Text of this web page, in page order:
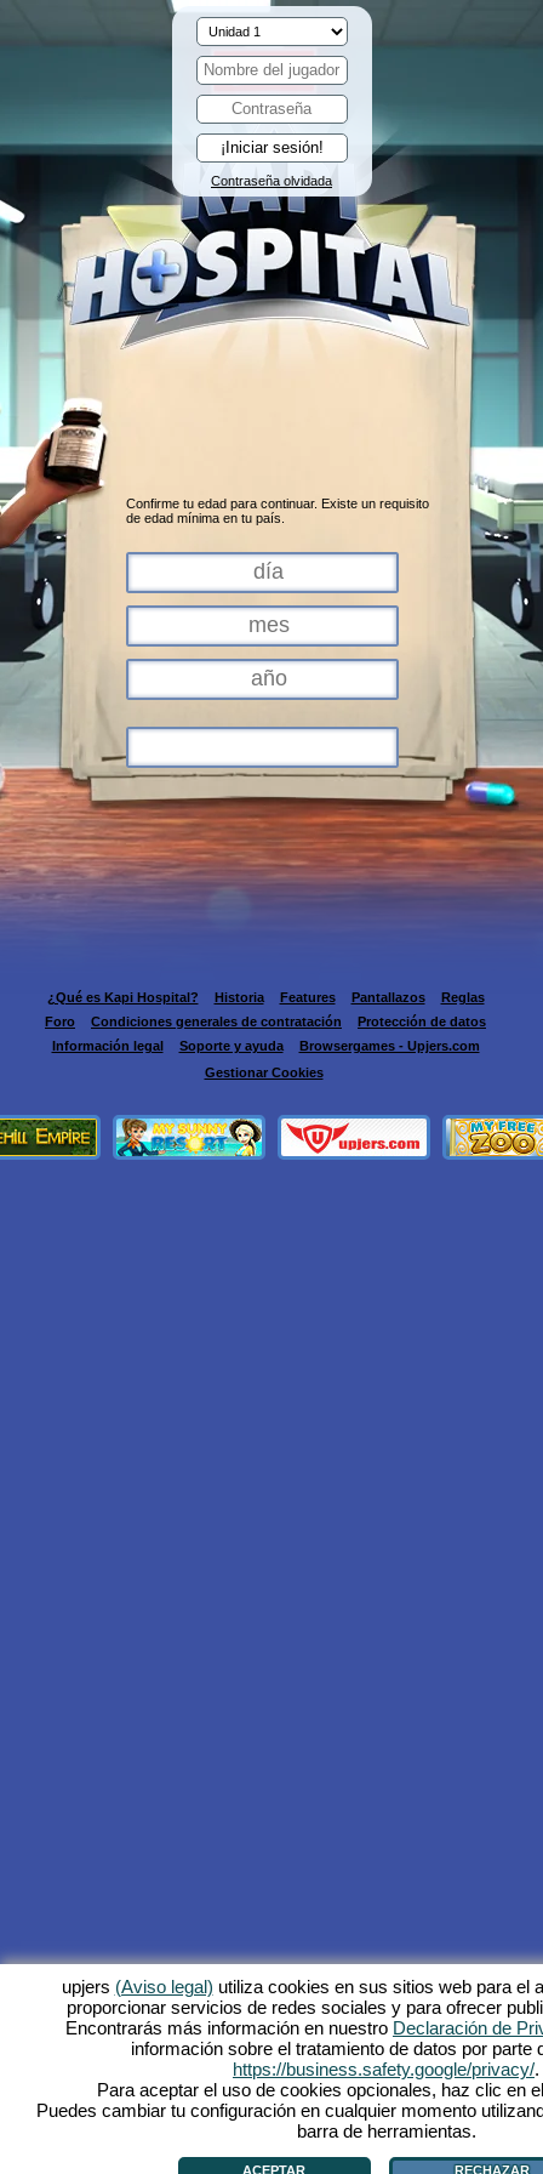
Contraseña olvidada
Confirme tu edad para continuar. Existe un requisito
de edad mínima en tu país.
¿Qué es Kapi Hospital? Historia Features Pantallazos
Reglas
Foro
Condiciones generales de contratación
Protección de datos
Información legal
Soporte y ayuda
Browsergames - Upjers.com
Gestionar Cookies
upjers (Aviso legal) utiliza cookies en sus sitios web para el
proporcionar servicios de redes sociales y para ofrecer
Encontrarás más información en nuestro Declaración de
información sobre el tratamiento de datos por parte
https://business.safety.google/privacy/.
Para aceptar el uso de cookies opcionales, haz clic en
Puedes cambiar tu configuración en cualquier momento
barra de herramientas.
ACEPTAR RECHAZAR